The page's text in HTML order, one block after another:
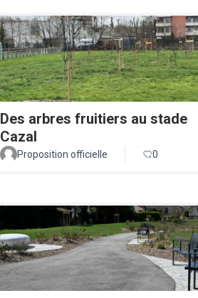
Des arbres fruitiers au stade
Cazal
Proposition officielle 0